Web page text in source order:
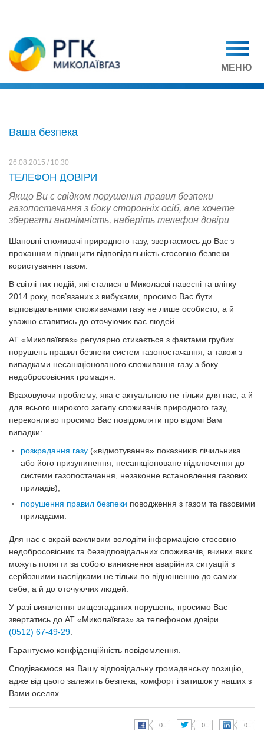
МЕНЮ
Ваша безпека
26.08.2015 / 10:30
ТЕЛЕФОН ДОВІРИ
Якщо Ви є свідком порушення правил безпеки
газопостачання з боку сторонніх осіб, але хочете
зберегти анонімність, наберіть телефон довіри
Шановні споживачі природного газу, звертаємось до Вас з
проханням підвищити відповідальність стосовно безпеки
користування газом.
В світлі тих подій, які сталися в Миколаєві навесні та влітку
2014 року, пов’язаних з вибухами, просимо Вас бути
відповідальними споживачами газу не лише особисто, а й
уважно ставитись до оточуючих вас людей.
АТ «Миколаївгаз» регулярно стикається з фактами грубих
порушень правил безпеки систем газопостачання, а також з
випадками несанкціонованого споживання газу з боку
недобросовісних громадян.
Враховуючи проблему, яка є актуальною не тільки для нас, а й
для всього широкого загалу споживачів природного газу,
переконливо просимо Вас повідомляти про відомі Вам
випадки:
розкрадання газу («відмотування» показників лічильника
або його призупинення, несанкціоноване підключення до
системи газопостачання, незаконне встановлення газових
приладів);
порушення правил безпеки поводження з газом та газовими
приладами.
Для нас є вкрай важливим володіти інформацією стосовно
недобросовісних та безвідповідальних споживачів, вчинки яких
можуть потягти за собою виникнення аварійних ситуацій з
серйозними наслідками не тільки по відношенню до самих
себе, а й до оточуючих людей.
У разі виявлення вищезгаданих порушень, просимо Вас
звертатись до АТ «Миколаївгаз» за телефоном довіри
(0512) 67-49-29
Гарантуємо конфіденційність повідомлення.
Сподіваємося на Вашу відповідальну громадянську позицію,
адже від цього залежить безпека, комфорт і затишок у наших з
Вами оселях.